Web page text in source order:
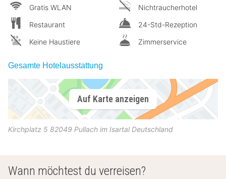
Gratis WLAN
Restaurant
Keine Haustiere
Nichtraucherhotel
24-Std-Rezeption
Zimmerservice
Gesamte Hotelausstattung
Auf Karte anzeigen
Kirchplatz 5 82049 Pullach im Isartal Deutschland
Wann möchtest du verreisen?